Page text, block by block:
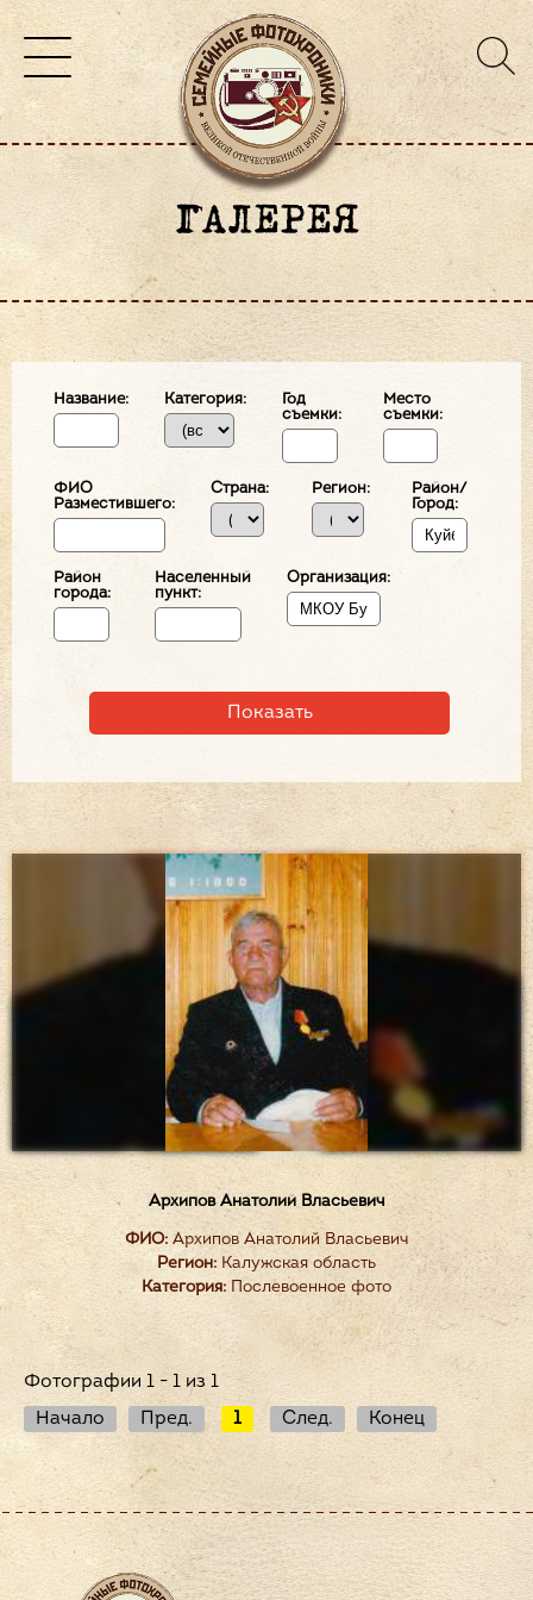
ГАЛЕРЕЯ
Название: Категория:
Год
съемки:
Место
съемки:
ФИО
Разместившего:
Страна: Регион:
Район/
Город:
Район
города:
Населенный
пункт:
Организация:
Архипов Анатолий Власьевич
ФИО: Архипов Анатолий Власьевич
Регион: Калужская область
Категория:Послевоенное фото
Фотографии 1 - 1 из 1
Начало
Пред. 1 След. Конец